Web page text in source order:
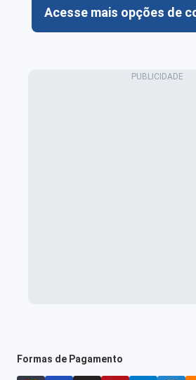
Acesse mais opções de
Formas de Pagamento